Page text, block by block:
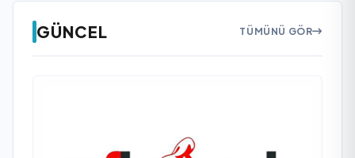
GÜNCEL TÜMÜNÜ GÖR